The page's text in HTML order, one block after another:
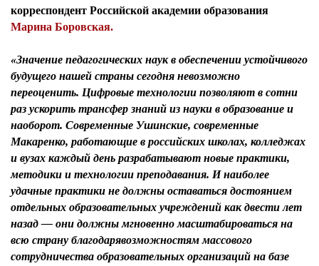
корреспондент Российской академии образования
Марина Боровская.
«Значение педагогических наук в обеспечении устойчивого
будущего нашей страны сегодня невозможно
переоценить. Цифровые технологии позволяют в сотни
раз ускорить трансфер знаний из науки в образование и
наоборот. Современные Ушинские, современные
Макаренко, работающие в российских школах, колледжах
и вузах каждый день разрабатывают новые практики,
методики и технологии преподавания. И наиболее
удачные практики не должны оставаться достоянием
отдельных образовательных учреждений как двести лет
назад — они должны мгновенно масштабироваться на
всю страну благодарявозможностям массового
сотрудничества образовательных организаций на базе